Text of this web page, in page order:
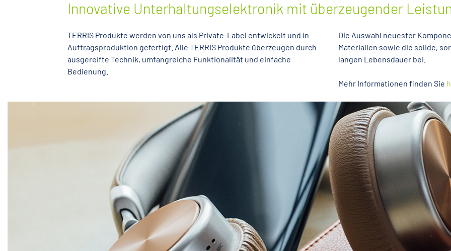
Innovative Unterhaltungselektronik mit überzeugender
TERRIS Produkte werden von uns als Private-Label entwickelt und in
Auftragsproduktion gefertigt. Alle TERRIS Produkte überzeugen durch
ausgereifte Technik, umfangreiche Funktionalität und einfache
Bedienung.
Die Auswahl neuester
Materialien sowie die solide,
langen Lebensdauer bei.
Mehr Informationen finden Sie